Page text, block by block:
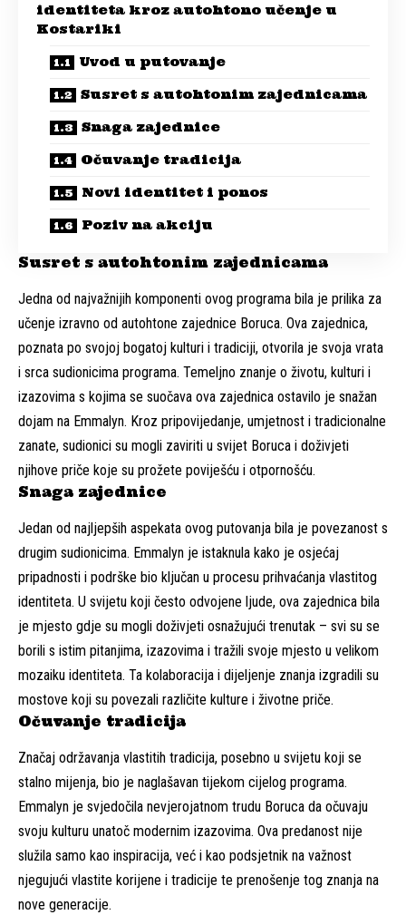
identiteta kroz autohtono učenje u
Kostariki
Uvod u putovanje
Susret s autohtonim zajednicama
Snaga zajednice
Očuvanje tradicija
Novi identitet i ponos
Poziv na akciju
Susret s autohtonim zajednicama
Jedna od najvažnijih komponenti ovog programa bila je prilika za
učenje izravno od autohtone zajednice Boruca. Ova zajednica,
poznata po svojoj bogatoj kulturi i tradiciji, otvorila je svoja vrata
i srca sudionicima programa. Temeljno znanje o životu, kulturi i
izazovima s kojima se suočava ova zajednica ostavilo je snažan
dojam na Emmalyn. Kroz pripovijedanje, umjetnost i tradicionalne
zanate, sudionici su mogli zaviriti u svijet Boruca i doživjeti
njihove priče koje su prožete poviješću i otpornošću.
Snaga zajednice
Jedan od najljepših aspekata ovog putovanja bila je povezanost s
drugim sudionicima. Emmalyn je istaknula kako je osjećaj
pripadnosti i podrške bio ključan u procesu prihvaćanja vlastitog
identiteta. U svijetu koji često odvojene ljude, ova zajednica bila
je mjesto gdje su mogli doživjeti osnažujući trenutak – svi su se
borili s istim pitanjima, izazovima i tražili svoje mjesto u velikom
mozaiku identiteta. Ta kolaboracija i dijeljenje znanja izgradili su
mostove koji su povezali različite kulture i životne priče.
Očuvanje tradicija
Značaj održavanja vlastitih tradicija, posebno u svijetu koji se
stalno mijenja, bio je naglašavan tijekom cijelog programa.
Emmalyn je svjedočila nevjerojatnom trudu Boruca da očuvaju
svoju kulturu unatoč modernim izazovima. Ova predanost nije
služila samo kao inspiracija, već i kao podsjetnik na važnost
njegujući vlastite korijene i tradicije te prenošenje tog znanja na
nove generacije.